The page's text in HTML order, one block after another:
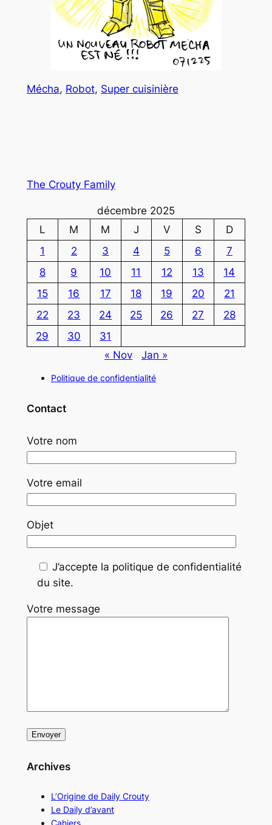
Mécha, Robot, Super cuisinière
The Crouty Family
décembre 2025
L
M M J V S
D
1
2 3 4 5 6
7
8
9 10 11 12 13
14
15
16 17 18 19 20
21
22
23 24 25 26 27
28
29
30
31
« Nov
Jan »
Politique de confidentialité
Contact
Votre nom
Votre email
Objet
J’accepte la politique de confidentialité
du site.
Votre message
Archives
L’Origine de Daily Crouty
Le Daily d’avant